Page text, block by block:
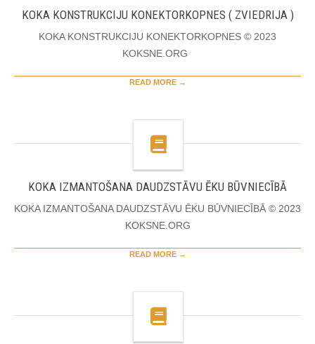
KOKA KONSTRUKCIJU KONEKTORKOPNES ( ZVIEDRIJA )
KOKA KONSTRUKCIJU KONEKTORKOPNES © 2023
KOKSNE.ORG
READ MORE →
KOKA IZMANTOŠANA DAUDZSTĀVU ĒKU BŪVNIECĪBĀ
KOKA IZMANTOŠANA DAUDZSTĀVU ĒKU BŪVNIECĪBĀ © 2023
KOKSNE.ORG
READ MORE →